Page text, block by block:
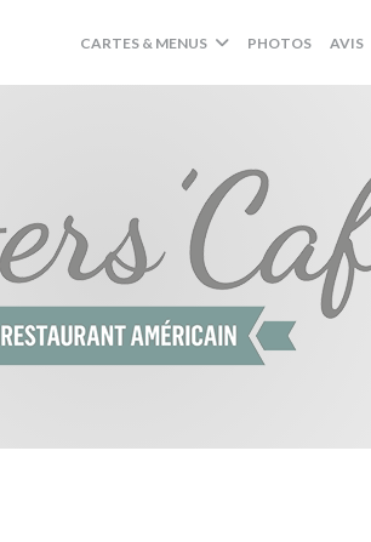
CARTES & MENUS PHOTOS AVIS